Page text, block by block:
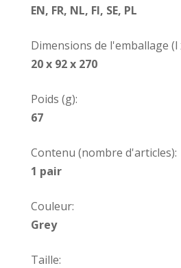
EN, FR, NL, FI, SE, PL
Dimensions de l'emballage (l
20 x 92 x 270
Poids (g):
67
Contenu (nombre d'articles):
1 pair
Couleur:
Grey
Taille: